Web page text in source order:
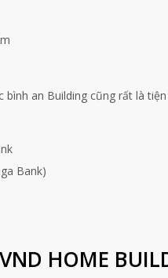
an Building cũng rất là
Bank)
HOME